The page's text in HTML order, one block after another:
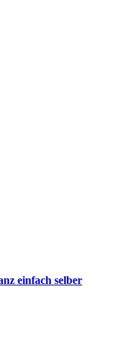
einfach selber